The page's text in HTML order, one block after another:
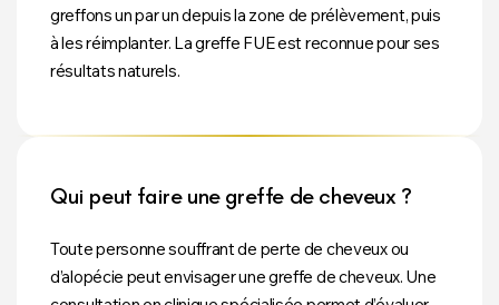
greffons un par un depuis la zone de prélèvement, puis
à les réimplanter. La greffe FUE est reconnue pour ses
résultats naturels.
Qui peut faire une greffe de cheveux ?
Toute personne souffrant de perte de cheveux ou
d’alopécie peut envisager une greffe de cheveux. Une